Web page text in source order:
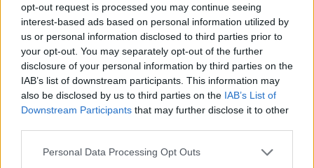
opt-out request is processed you may continue seeing
interest-based ads based on personal information utilized by
us or personal information disclosed to third parties prior to
your opt-out. You may separately opt-out of the further
disclosure of your personal information by third parties on the
IAB’s list of downstream participants. This information may
also be disclosed by us to third parties on the IAB’s List of
Downstream Participants that may further disclose it to other
Please note that this website/app uses one or more Google
Personal Data Processing Opt Outs
figyelmeztetés is. Körömrágás ellen kitűnő fegyver
egy feltűnő, szokatlan manikűr. Sok körömrágással
küzdő gyakran nem is festi a körmeit, hiszen úgyis
folyton a szájában vannak, ám, ha elhatározod, hogy
egy csodaszép manikűrt csináltatsz, ahogy a
szádhoz emeled legközelebb a kezed, mikor éppen
elgyengülsz, azonnal eszedbe jut majd a
figyelmeztetted magad az elhatározásodra. Az